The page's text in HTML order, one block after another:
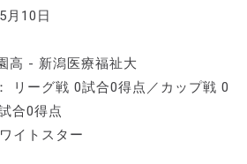
月10日
高 - 新潟医療福祉大
リーグ戦 0試合0得点／カップ戦 0
合0得点
イトスター